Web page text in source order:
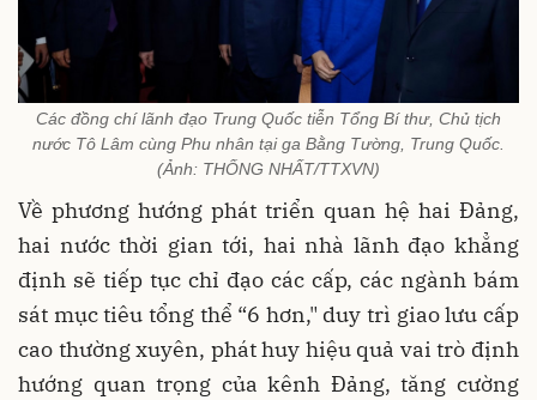
Các đồng chí lãnh đạo Trung Quốc tiễn Tổng Bí thư, Chủ tịch
nước Tô Lâm cùng Phu nhân tại ga Bằng Tường, Trung Quốc.
(Ảnh: THỐNG NHẤT/TTXVN)
Về phương hướng phát triển quan hệ hai Đảng,
hai nước thời gian tới, hai nhà lãnh đạo khẳng
định sẽ tiếp tục chỉ đạo các cấp, các ngành bám
sát mục tiêu tổng thể “6 hơn," duy trì giao lưu cấp
cao thường xuyên, phát huy hiệu quả vai trò định
hướng quan trọng của kênh Đảng, tăng cường